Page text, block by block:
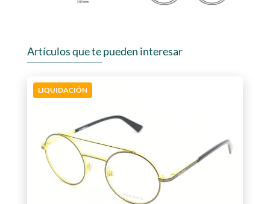
Artículos que te pueden interesar
LIQUIDACIÓN